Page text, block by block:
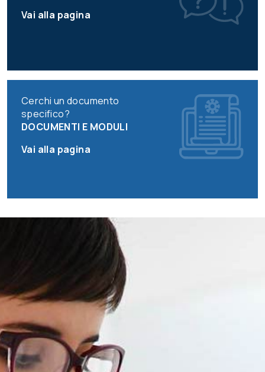
Vai alla pagina
Cerchi un documento
specifico?
DOCUMENTI E MODULI
Vai alla pagina